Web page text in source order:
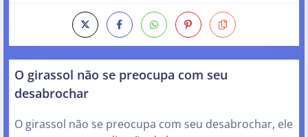
O girassol não se preocupa com seu
desabrochar
O girassol não se preocupa com seu desabrochar, ele